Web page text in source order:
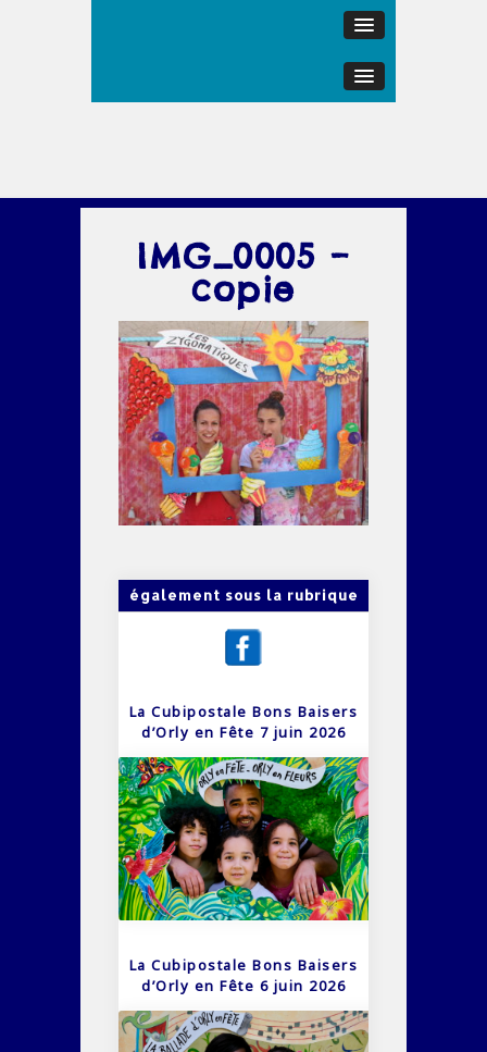
IMG_0005 –
copie
également sous la rubrique
La Cubipostale Bons Baisers
d’Orly en Fête 7 juin 2026
La Cubipostale Bons Baisers
d’Orly en Fête 6 juin 2026